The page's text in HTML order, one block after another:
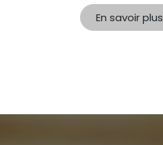
En savoir plus